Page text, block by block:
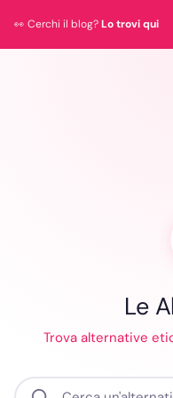
👀 Cerchi il blog? Lo trovi qui
Le
Trova alternative